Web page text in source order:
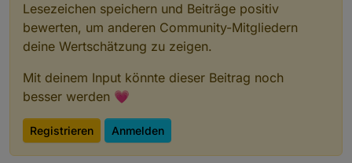
Lesezeichen speichern und Beiträge positiv
bewerten, um anderen Community-Mitgliedern
deine Wertschätzung zu zeigen.
Mit deinem Input könnte dieser Beitrag noch
besser werden 💗
Registrieren Anmelden